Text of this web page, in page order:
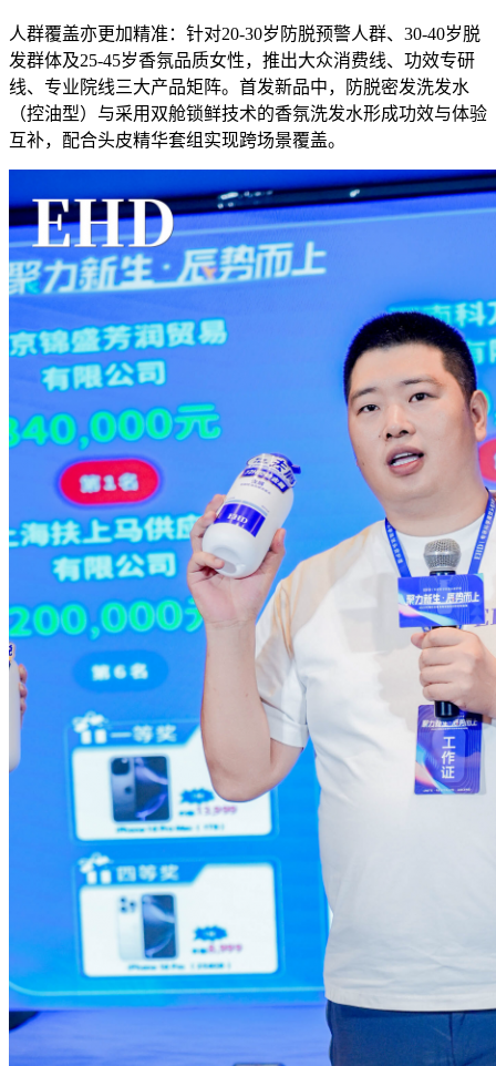
人群覆盖亦更加精准：针对20-30岁防脱预警人群、30-40岁脱
发群体及25-45岁香氛品质女性，推出大众消费线、功效专研
线、专业院线三大产品矩阵。首发新品中，防脱密发洗发水
（控油型）与采用双舱锁鲜技术的香氛洗发水形成功效与体验
互补，配合头皮精华套组实现跨场景覆盖。